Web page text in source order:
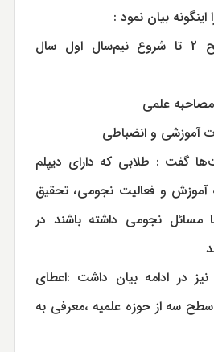
بیان نمود :
1- حداقل اتمام سطح 2 تا شروع نيم‌سال اول سال
گفت : طلابی که دارای دیپلم
آموزش و فعالیت نجومی، تحقیق
مسائل نجومی داشته باشند در
در ادامه بیان داشت :اعطاي
سه از حوزه علميه ،معرفي به